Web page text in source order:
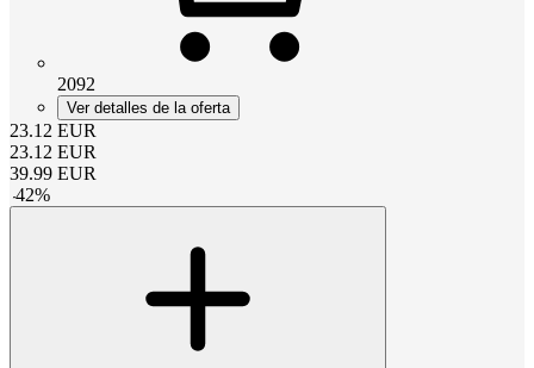
2092
Ver detalles de la oferta
23.12 EUR
23.12 EUR
39.99 EUR
-42%